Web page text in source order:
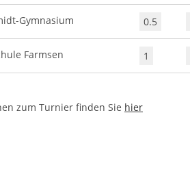
Gymnasium 0.5
Farmsen 1
zum Turnier finden Sie hier